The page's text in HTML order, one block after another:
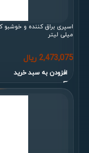
میلی لیتر
2,473,075 ریال
افزودن به سبد خرید